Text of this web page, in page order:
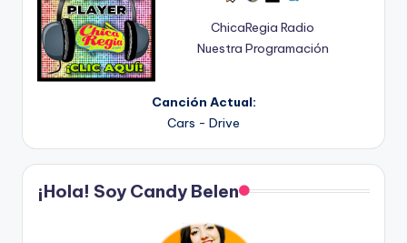
ChicaRegia Radio
Nuestra Programación
Canción Actual:
Cars - Drive
¡Hola! Soy Candy Belen